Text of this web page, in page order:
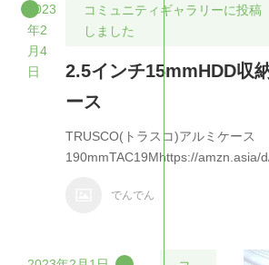
2023
年2
月4
日
コミュニティギャラリーに投稿
しました
2.5インチ15mmHDD収
ース
TRUSCO(トラスコ)アルミケース
190mmTAC19Mhttps://amzn.asia/
でんでん